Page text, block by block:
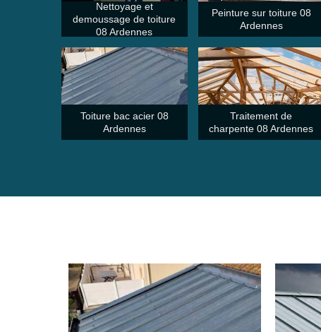
Nettoyage et
demoussage de toiture
08 Ardennes
Peinture sur toiture 08
Ardennes
Toiture bac acier 08
Ardennes
Traitement de
charpente 08 Ardennes